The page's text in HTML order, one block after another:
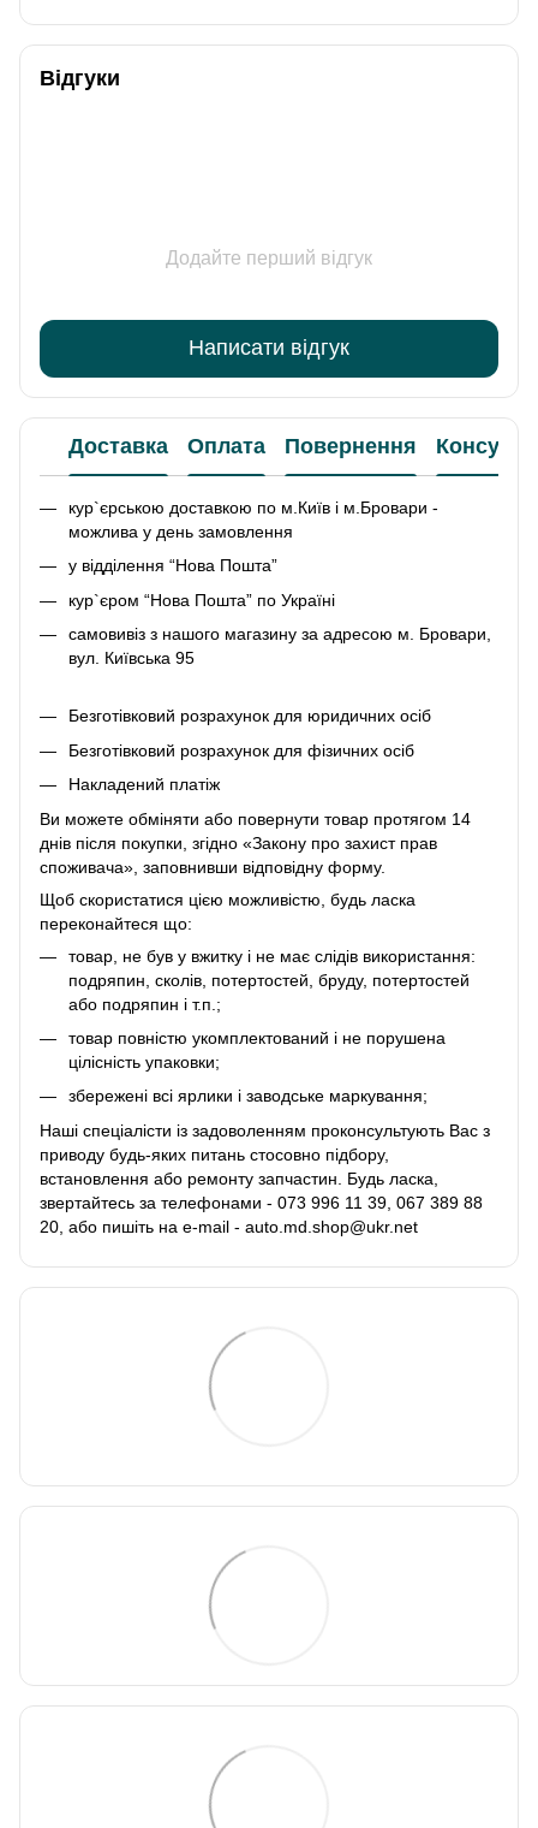
Відгуки
Додайте перший відгук
Написати відгук
Доставка Оплата Повернення
кур`єрською доставкою по м.Київ і м.Бровари -
можлива у день замовлення
у відділення “Нова Пошта”
кур`єром “Нова Пошта” по Україні
самовивіз з нашого магазину за адресою м. Бровари,
вул. Київська 95
Безготівковий розрахунок для юридичних осіб
Безготівковий розрахунок для фізичних осіб
Накладений платіж
Ви можете обміняти або повернути товар протягом 14
днів після покупки, згідно «Закону про захист прав
споживача», заповнивши відповідну форму.
Щоб скористатися цією можливістю, будь ласка
переконайтеся що:
товар, не був у вжитку і не має слідів використання:
подряпин, сколів, потертостей, бруду, потертостей
або подряпин і т.п.;
товар повністю укомплектований і не порушена
цілісність упаковки;
збережені всі ярлики і заводське маркування;
Наші спеціалісти із задоволенням проконсультують Вас з
приводу будь-яких питань стосовно підбору,
встановлення або ремонту запчастин. Будь ласка,
звертайтесь за телефонами - 073 996 11 39, 067 389 88
20, або пишіть на e-mail - auto.md.shop@ukr.net